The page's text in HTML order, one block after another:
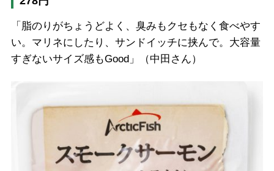
「脂のりがちょうどよく、臭みもクセもなく食べやす
い。マリネにしたり、サンドイッチに挟んで。大容量
すぎないサイズ感もGood」（中田さん）